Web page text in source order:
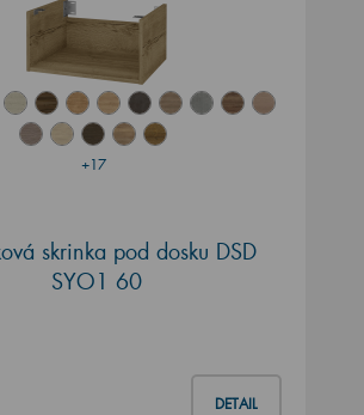
+17
skrinka pod dosku DSD
SYO1 60
DETAIL